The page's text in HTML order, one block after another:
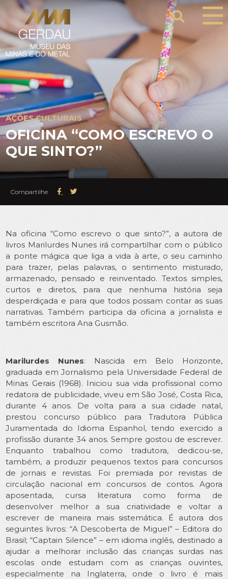
AÇÕES CULTURAIS
OFICINA “COMO ESCREVO O
QUE SINTO?”
Compartilhe
Na oficina “Como escrevo o que sinto?”, a autora de
livros Marilurdes Nunes irá compartilhar com o público
a ponte mágica que liga a vida à arte, o seu caminho
para trazer, pelas palavras, o sentimento misturado,
armazenado, pensado e reinventado. Textos simples,
curtos e diretos, para que nenhuma história seja
desperdiçada e para que todos possam contar as suas
narrativas. Também participa da oficina a jornalista e
também escritora Ana Gusmão.
Marilurdes Nunes: Nascida em Belo Horizonte,
graduada em Jornalismo pela Universidade Federal de
Minas Gerais (1968). Iniciou sua vida profissional como
redatora de publicidade, viveu em São José, Costa Rica,
durante 4 anos. De volta para a sua cidade natal,
prestou concurso público para Tradutora Pública
Juramentada do Idioma Espanhol, tendo exercido a
profissão durante 34 anos. Sempre gostou de escrever.
Enquanto trabalhou como tradutora, dedicou-se,
também, a produzir pequenos textos para concursos
de jornais e revistas. Foi premiada por revistas de
circulação nacional em concursos de contos. Agora
aposentada, cursa literatura como forma de
desenvolver melhor a sua criatividade e voltar a
escrever de maneira mais sistemática. É autora dos
seguintes livros: “A Descoberta de Miguel” – Editora do
Brasil; “Captain Silence” – em idioma inglês, destinado a
ajudar a melhorar inclusão das crianças surdas nas
escolas onde estudam com as crianças ouvintes,
especialmente na Inglaterra, onde o livro é mais